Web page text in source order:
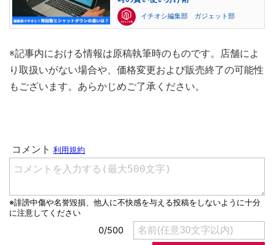
イチオシ編集部 ガジェット部
※記事内における情報は原稿執筆時のものです。店舗によ
り取扱いがない場合や、価格変更および販売終了の可能性
もございます。あらかじめご了承ください。